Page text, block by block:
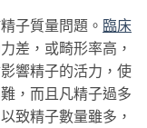
子質量問題。 臨床
差，或畸形率高，
響精子的活力，使
，而且凡精子過多
致精子數量雖多，